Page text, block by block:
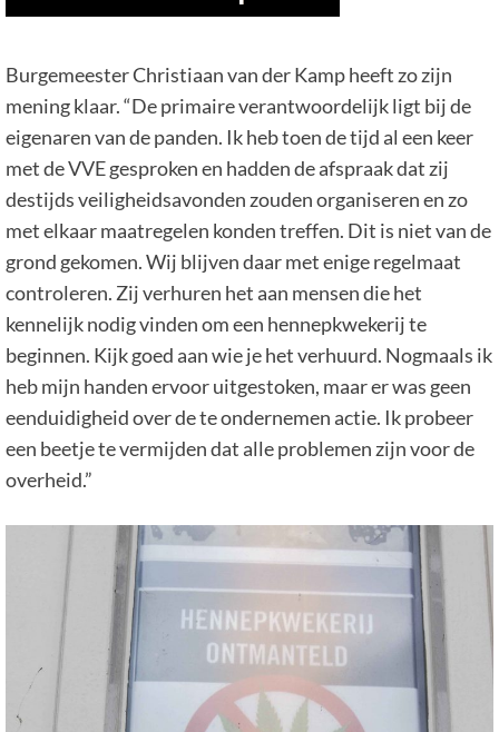
Burgemeester Christiaan van der Kamp heeft zo zijn
mening klaar. “De primaire verantwoordelijk ligt bij de
eigenaren van de panden. Ik heb toen de tijd al een keer
met de VVE gesproken en hadden de afspraak dat zij
destijds veiligheidsavonden zouden organiseren en zo
met elkaar maatregelen konden treffen. Dit is niet van de
grond gekomen. Wij blijven daar met enige regelmaat
controleren. Zij verhuren het aan mensen die het
kennelijk nodig vinden om een hennepkwekerij te
beginnen. Kijk goed aan wie je het verhuurd. Nogmaals ik
heb mijn handen ervoor uitgestoken, maar er was geen
eenduidigheid over de te ondernemen actie. Ik probeer
een beetje te vermijden dat alle problemen zijn voor de
overheid.”